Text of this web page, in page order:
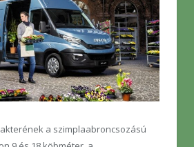
a szimplaabroncsozású